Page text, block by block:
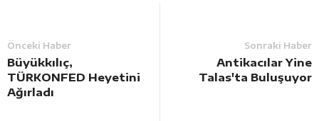
Önceki Haber
Büyükkılıç,
TÜRKONFED Heyetini
Ağırladı
Sonraki Haber
Antikacılar Yine
Talas'ta Buluşuyor